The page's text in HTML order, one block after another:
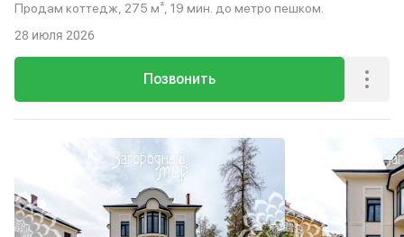
Продам коттедж, 275 м², 19 мин. до метро пешком.
Позвонить
28 июля 2026